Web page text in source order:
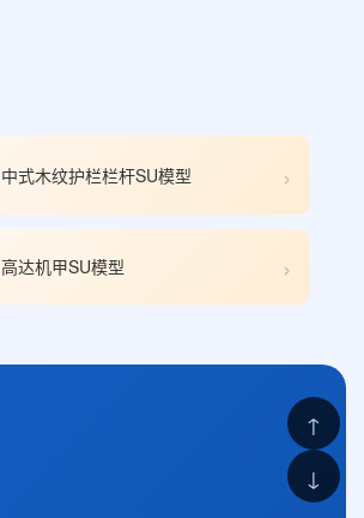
中式木纹护栏栏杆SU模型 ›
高达机甲SU模型 ›
↑
↓